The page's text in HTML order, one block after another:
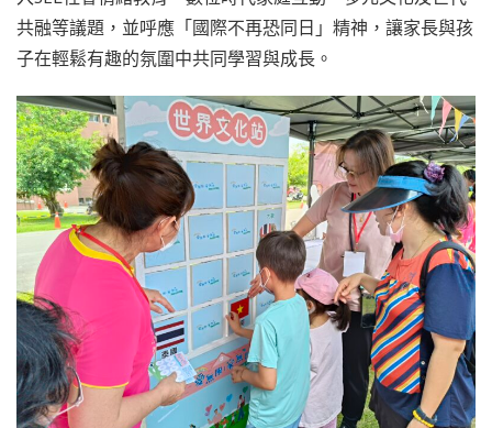
共融等議題，並呼應「國際不再恐同日」精神，讓家長與孩
子在輕鬆有趣的氛圍中共同學習與成長。